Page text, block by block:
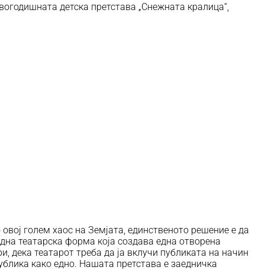
детска претстава „Снежната кралица“,
голем хаос на Земјата, единственото решение е да
театарска форма која создава една отворена
дека театарот треба да ја вклучи публиката на начин
како едно. Нашата претстава е заедничка